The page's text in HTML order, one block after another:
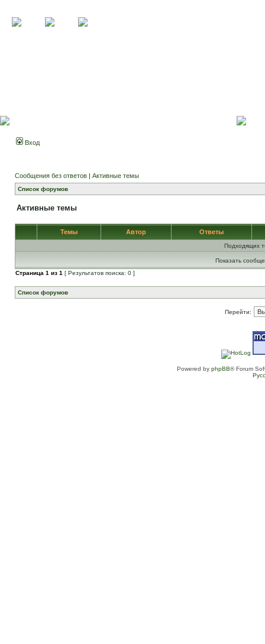
Вход
Сообщения без ответов | Активные темы
Список форумов
Активные темы
Темы Автор Ответы
Подходящих
Показать
Страница 1 из 1 [ Результатов поиска: 0 ]
Список форумов
Перейти:
Powered by phpBB® Forum